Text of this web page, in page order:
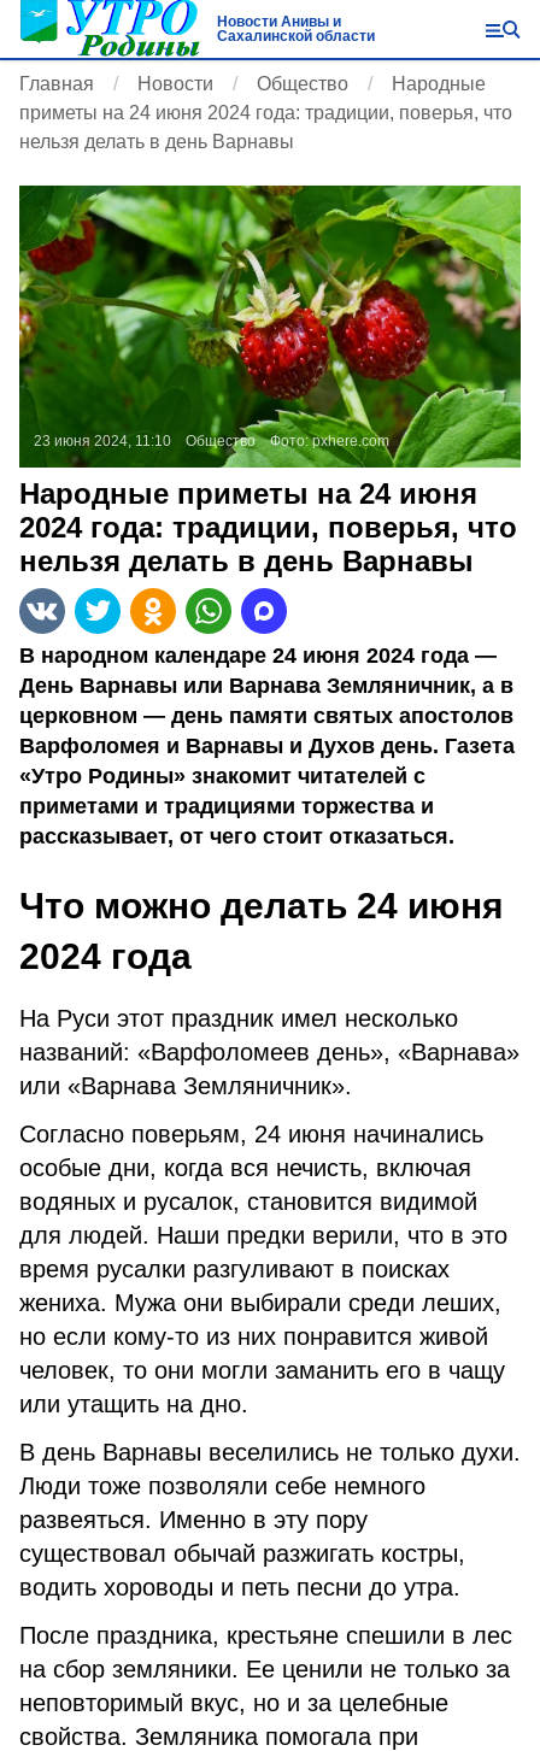
Новости Анивы и
Сахалинской области
Главная Новости Общество
Народные
приметы на 24 июня 2024 года: традиции, поверья, что
нельзя делать в день Варнавы
23 июня 2024, 11:10 Общество Фото:pxhere.com
Народные приметы на 24 июня
2024 года: традиции, поверья, что
нельзя делать в день Варнавы
В народном календаре 24 июня 2024 года —
День Варнавы или Варнава Земляничник, а в
церковном — день памяти святых апостолов
Варфоломея и Варнавы и Духов день. Газета
«Утро Родины» знакомит читателей с
приметами и традициями торжества и
рассказывает, от чего стоит отказаться.
Что можно делать 24 июня
2024 года
На Руси этот праздник имел несколько
названий: «Варфоломеев день», «Варнава»
или «Варнава Земляничник».
Согласно поверьям, 24 июня начинались
особые дни, когда вся нечисть, включая
водяных и русалок, становится видимой
для людей. Наши предки верили, что в это
время русалки разгуливают в поисках
жениха. Мужа они выбирали среди леших,
но если кому-то из них понравится живой
человек, то они могли заманить его в чащу
или утащить на дно.
В день Варнавы веселились не только духи.
Люди тоже позволяли себе немного
развеяться. Именно в эту пору
существовал обычай разжигать костры,
водить хороводы и петь песни до утра.
После праздника, крестьяне спешили в лес
на сбор земляники. Ее ценили не только за
неповторимый вкус, но и за целебные
свойства. Земляника помогала при